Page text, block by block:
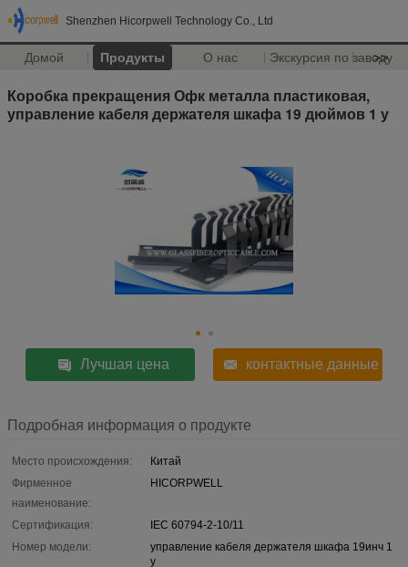
Shenzhen Hicorpwell Technology Co., Ltd
Домой Продукты О нас Экскурсия по заводу
>>
Коробка прекращения Офк металла пластиковая,
управление кабеля держателя шкафа 19 дюймов 1 у
Лучшая цена контактные данные
Подробная информация о продукте
Место происхождения:
Китай
Фирменное
наименование:
HICORPWELL
Сертификация:
IEC 60794-2-10/11
Номер модели:
управление кабеля держателя шкафа 19инч 1
у